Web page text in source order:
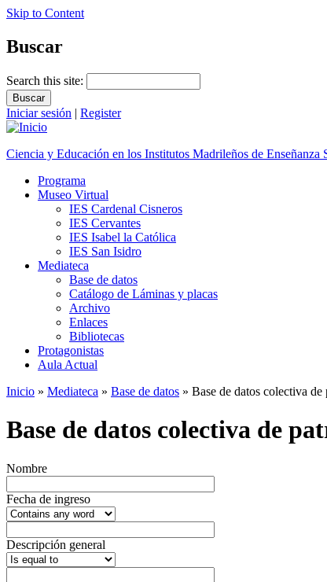
Skip to Content
Buscar
Search this site:
Iniciar sesión | Register
Ciencia y Educación en los Institutos Madrileños de Enseñanza
Programa
Museo Virtual
IES Cardenal Cisneros
IES Cervantes
IES Isabel la Católica
IES San Isidro
Mediateca
Base de datos
Catálogo de Láminas y placas
Archivo
Enlaces
Bibliotecas
Protagonistas
Aula Actual
Inicio » Mediateca » Base de datos » Base de datos colectiva
Base de datos colectiva de
Nombre
Fecha de ingreso
Descripción general